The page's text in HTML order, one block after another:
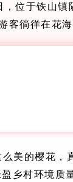
，位于铁山镇
客徜徉在花
美的樱花，
乡村环境质